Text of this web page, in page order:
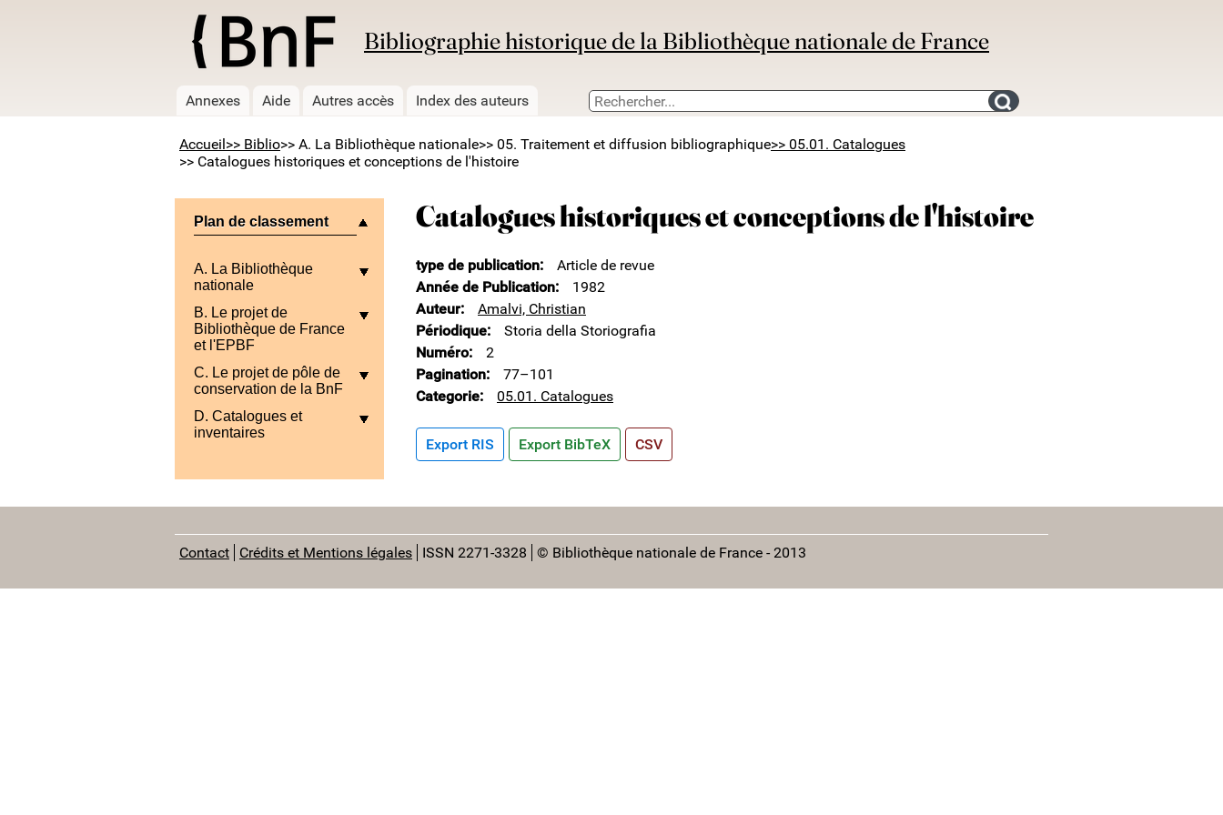
Bibliographie historique de la Bibliothèque nationale de France
Annexes Aide Autres accès Index des auteurs Search for an bibliography
Accueil >> Biblio>> A. La Bibliothèque nationale>> 05. Traitement et diffusion bibliographique>> 05.01. Catalogues
>> Catalogues historiques et conceptions de l'histoire
Plan de classement
A. La Bibliothèque
nationale
B. Le projet de
Bibliothèque de France
et l'EPBF
C. Le projet de pôle de
conservation de la BnF
D. Catalogues et
inventaires
Catalogues historiques et conceptions de l'histoire
type de publication
Article de revue
Année de Publication
1982
Auteur
Amalvi, Christian
Périodique
Storia della Storiografia
Numéro
2
Pagination
77–101
Categorie
05.01. Catalogues
Export RIS Export BibTeX CSV
Contact Crédits et Mentions légales ISSN 2271-3328 © Bibliothèque nationale de France - 2013